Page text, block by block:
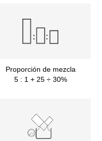
Proporción de mezcla
5 : 1 + 25 ÷ 30%